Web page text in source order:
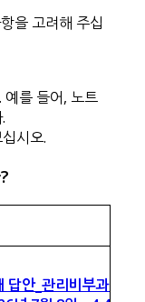
을 고려해 주십
예를 들어, 노트
시오.
안_관리비부과실